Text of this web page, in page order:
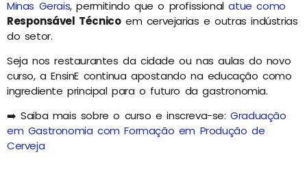
Minas Gerais, permitindo que o profissionalatue como
Responsável Técnicoem cervejarias e outras indústrias
do setor.
Seja nos restaurantes da cidade ou nas aulas do novo
curso, a EnsinE continua apostando na educação como
ingrediente principal para o futuro da gastronomia.
➡️ Saiba mais sobre o curso e inscreva-se:Graduação
em Gastronomia com Formação em Produção de
Cerveja